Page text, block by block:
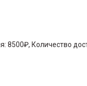
8500₽, Количество